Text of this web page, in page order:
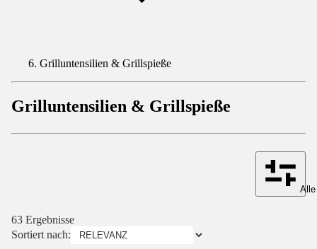
Grilluntensilien & Grillspieße
Grilluntensilien & Grillspieße
63 Ergebnisse
Sortiert nach: